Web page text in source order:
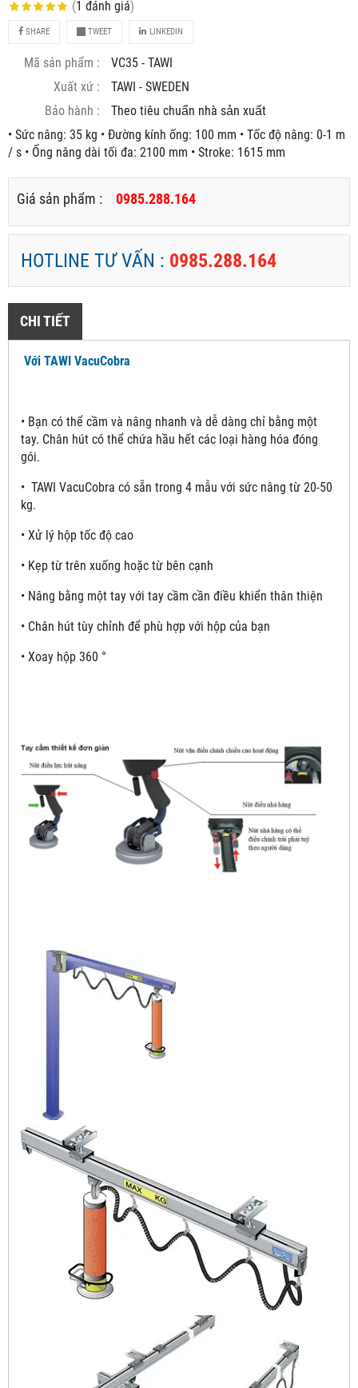
(1 đánh giá)
SHARE TWEET LINKEDIN
Mã sản phẩm :
VC35 - TAWI
Xuất xứ :
TAWI - SWEDEN
Bảo hành :
Theo tiêu chuẩn nhà sản xuất
• Sức nâng: 35 kg • Đường kính ống: 100 mm • Tốc độ nâng: 0-1 m
/ s • Ống nâng dài tối đa: 2100 mm • Stroke: 1615 mm
Giá sản phẩm : 0985.288.164
HOTLINE TƯ VẤN : 0985.288.164
CHI TIẾT
Với TAWI VacuCobra
• Bạn có thể cầm và nâng nhanh và dễ dàng chỉ bằng một
tay. Chân hút có thể chứa hầu hết các loại hàng hóa đóng
gói.
• TAWI VacuCobra có sẵn trong 4 mẫu với sức nâng từ 20-50
kg.
• Xử lý hộp tốc độ cao
• Kẹp từ trên xuống hoặc từ bên cạnh
• Nâng bằng một tay với tay cầm cần điều khiển thân thiện
• Chân hút tùy chỉnh để phù hợp với hộp của bạn
• Xoay hộp 360 °